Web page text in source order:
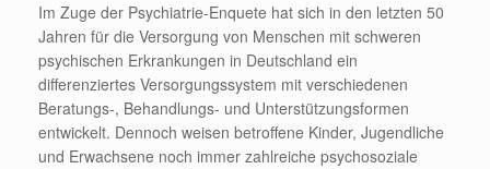
Im Zuge der Psychiatrie-Enquete hat sich in den letzten 50
Jahren für die Versorgung von Menschen mit schweren
psychischen Erkrankungen in Deutschland ein
differenziertes Versorgungssystem mit verschiedenen
Beratungs-, Behandlungs- und Unterstützungsformen
entwickelt. Dennoch weisen betroffene Kinder, Jugendliche
und Erwachsene noch immer zahlreiche psychosoziale